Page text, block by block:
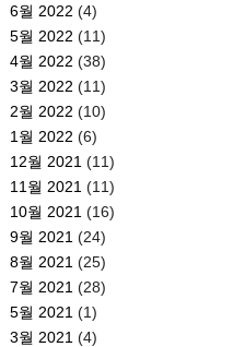
6월 2022 (4)
5월 2022 (11)
4월 2022 (38)
3월 2022 (11)
2월 2022 (10)
1월 2022 (6)
12월 2021 (11)
11월 2021 (11)
10월 2021 (16)
9월 2021 (24)
8월 2021 (25)
7월 2021 (28)
5월 2021 (1)
3월 2021 (4)